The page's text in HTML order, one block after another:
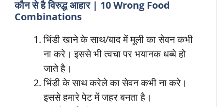
कौन से है विरुद्ध आहार | 10 Wrong Food
Combinations
भिंडी खाने के साथ/बाद में मूली का सेवन कभी
ना करे। इससे भी त्वचा पर भयानक धब्बे हो
जाते है।
भिंडी के साथ करेले का सेवन कभी ना करे।
इससे हमारे पेट में जहर बनता है।